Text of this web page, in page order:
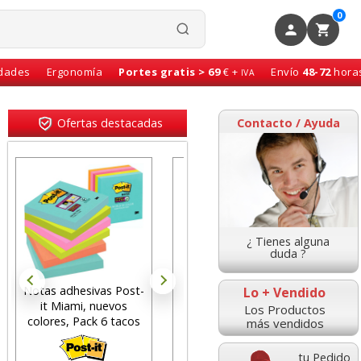
0
Ergonomía Portes gratis > 69€ + IVA Envío 48-72
Contacto / Ayuda
¿ Tienes alguna
duda ?
Lo + Vendido
Los Productos
más vendidos
tu Pedido
Ofertas destacadas
Notas adhesivas Post-
it Miami, nuevos
colores, Pack 6 tacos
Pizarra Borrable
Magnética Quartet
36x36 cms Verde